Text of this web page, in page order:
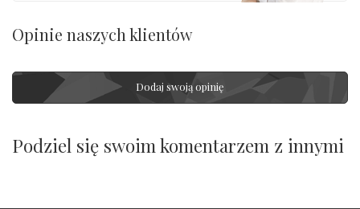
Opinie naszych klientów
Dodaj swoją opinię
Podziel się swoim komentarzem z innymi